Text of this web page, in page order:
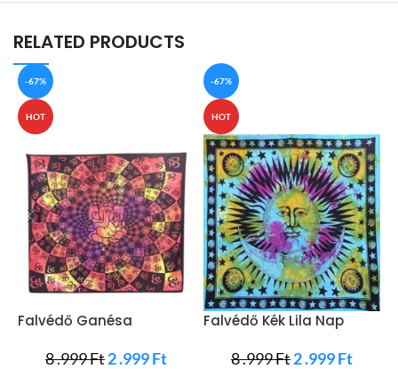
RELATED PRODUCTS
-67%
HOT
Falvédő Ganésa
8 .999Ft2 .999Ft
-67%
HOT
Falvédő Kék Lila Nap
8 .999Ft2 .999Ft